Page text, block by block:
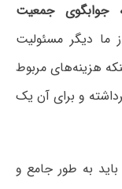
جوابگوی جمعیت
ما دیگر مسئولیت
هزینه‌های مربوط
و برای آن یک
باید به طور جامع و